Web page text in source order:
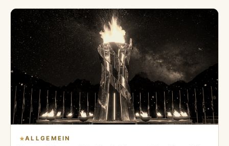
ALLGEMEIN